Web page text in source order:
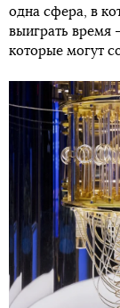
одна сфера, в
выиграть время
которые могут